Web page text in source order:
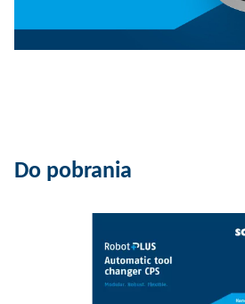
Do pobrania